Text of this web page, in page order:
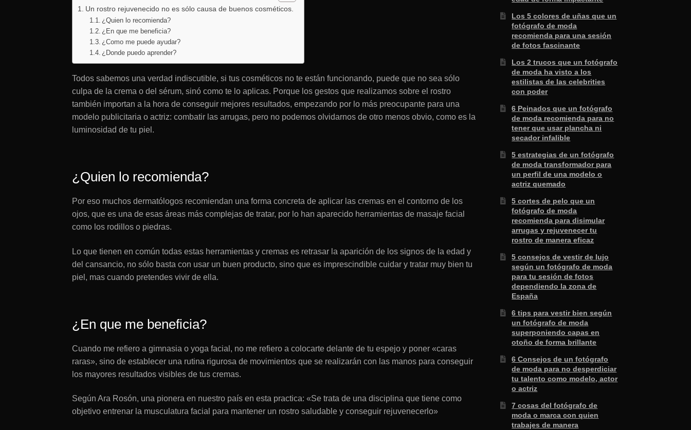
Un rostro rejuvenecido no es sólo causa de buenos cosméticos.
¿Quien lo recomienda?
¿En que me beneficia?
¿Como me puede ayudar?
¿Donde puedo aprender?
Todos sabemos una verdad indiscutible, si tus cosméticos no te están funcionando, puede que no sea sólo
culpa de la crema o del sérum, sinó como te lo aplicas. Porque los gestos que realizamos sobre el rostro
también importan a la hora de conseguir mejores resultados, empezando por lo más preocupante para una
modelo publicitaria o actriz: combatir las arrugas, pero no podemos olvidarnos de otro menos obvio, como es la
luminosidad de tu piel.
¿Quien lo recomienda?
Por eso muchos dermatólogos recomiendan una forma concreta de aplicar las cremas en el contorno de los
ojos, que es una de esas áreas más complejas de tratar, por lo han aparecido herramientas de masaje facial
como los rodillos o piedras.
Lo que tienen en común todas estas herramientas y cremas es retrasar la aparición de los signos de la edad y
del cansancio, no sólo basta con usar un buen producto, sino que es imprescindible cuidar y tratar muy bien tu
piel, mas cuando pretendes vivir de ella.
¿En que me beneficia?
Cuando me refiero a gimnasia o yoga facial, no me refiero a colocarte delante de tu espejo y poner «caras
raras», sino de establecer una rutina rigurosa de movimientos que se realizarán con las manos para conseguir
los mayores resultados visibles de tus cremas.
Según Ara Rosón, una pionera en nuestro país en esta practica: «Se trata de una disciplina que tiene como
objetivo entrenar la musculatura facial para mantener un rostro saludable y conseguir rejuvenecerlo»
Los 5 colores de uñas que un
fotógrafo de moda
recomienda para una sesión
de fotos fascinante
Los 2 trucos que un fotógrafo
de moda ha visto a los
estilistas de las celebrities
con poder
6 Peinados que un fotógrafo
de moda recomienda para no
tener que usar plancha ni
secador infalible
5 estrategias de un fotógrafo
de moda transformador para
un perfil de una modelo o
actriz quemado
5 cortes de pelo que un
fotógrafo de moda
recomienda para disimular
arrugas y rejuvenecer tu
rostro de manera eficaz
5 consejos de vestir de lujo
según un fotógrafo de moda
para tu sesión de fotos
dependiendo la zona de
España
6 tips para vestir bien según
un fotógrafo de moda
superponiendo capas en
otoño de forma brillante
6 Consejos de un fotógrafo
de moda para no desperdiciar
tu talento como modelo, actor
o actriz
7 cosas del fotógrafo de
moda o marca con quien
trabajes de manera